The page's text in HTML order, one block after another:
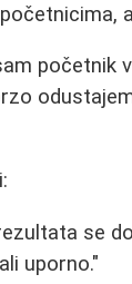
početnik
se
uporno."